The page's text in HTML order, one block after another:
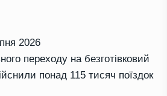
2026
переходу на безготівковий
понад 115 тисяч поїздок